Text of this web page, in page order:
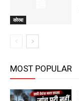
कोरबा
MOST POPULAR